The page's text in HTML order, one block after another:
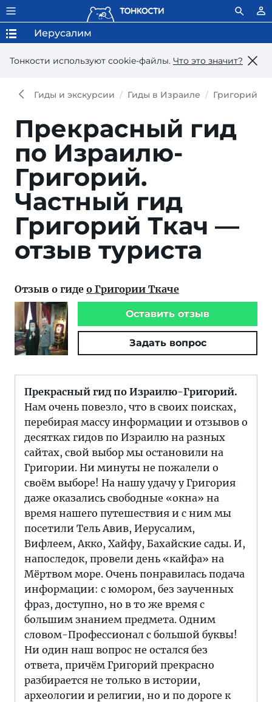
Тонкости используют сookie-файлы. Что это значит?
Иерусалим
Гиды и экскурсии Гиды в Израиле Григорий
Прекрасный гид
по Израилю-
Григорий.
Частный гид
Григорий Ткач —
отзыв туриста
Отзыв о гиде о Григории Ткаче
Оставить отзыв
Задать вопрос
Прекрасный гид по Израилю-Григорий.
Нам очень повезло, что в своих поисках,
перебирая массу информации и отзывов о
десятках гидов по Израилю на разных
сайтах, свой выбор мы остановили на
Григории. Ни минуты не пожалели о
своём выборе! На нашу удачу у Григория
даже оказались свободные «окна» на
время нашего путешествия и с ним мы
посетили Тель Авив, Иерусалим,
Вифлеем, Акко, Хайфу, Бахайские сады. И,
напоследок, провели день «кайфа» на
Мёртвом море. Очень понравилась подача
информации: с юмором, без заученных
фраз, доступно, но в то же время с
большим знанием предмета. Одним
словом-Профессионал с большой буквы!
Ни один наш вопрос не остался без
ответа, причём Григорий прекрасно
разбирается не только в истории,
археологии и религии, но и по дороге к